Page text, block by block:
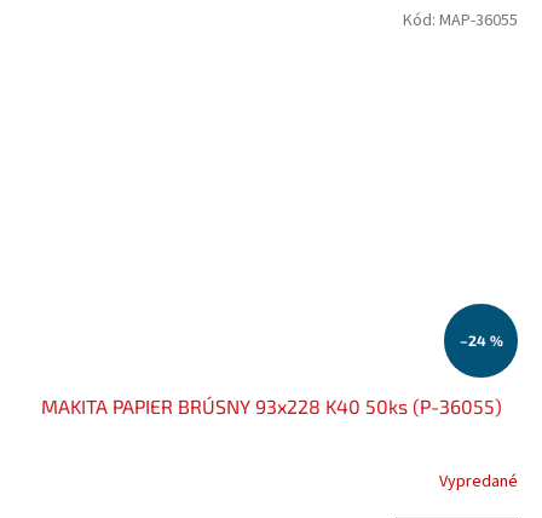
–24 %
MAKITA PAPIER BRÚSNY 93x228 K40 50ks (P-36055)
Vypredané
Kód: MAP-36055